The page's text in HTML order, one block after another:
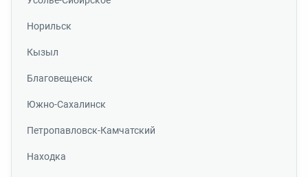
Норильск
Кызыл
Благовещенск
Южно-Сахалинск
Петропавловск-Камчатский
Находка